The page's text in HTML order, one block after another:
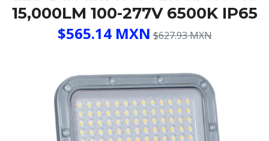
15,000LM 100-277V 6500K IP65
$565.14 MXN $627.93 MXN